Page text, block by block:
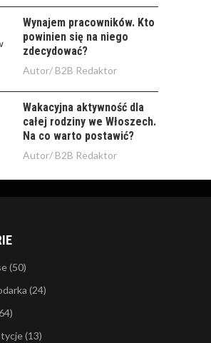
Wynajem pracowników. Kto
powinien się na niego
zdecydować?
Autor/ B2B Redaktor
Wakacyjna aktywność dla
całej rodziny we Włoszech.
Na co warto postawić?
Autor/ B2B Redaktor
(50)
(24)
(13)